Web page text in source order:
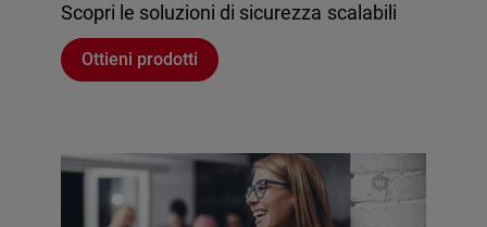
Scopri le soluzioni di sicurezza scalabili
Ottieni prodotti